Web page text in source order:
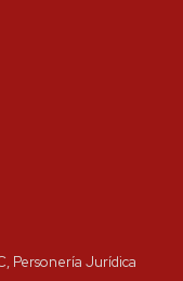
Personería Jurídica